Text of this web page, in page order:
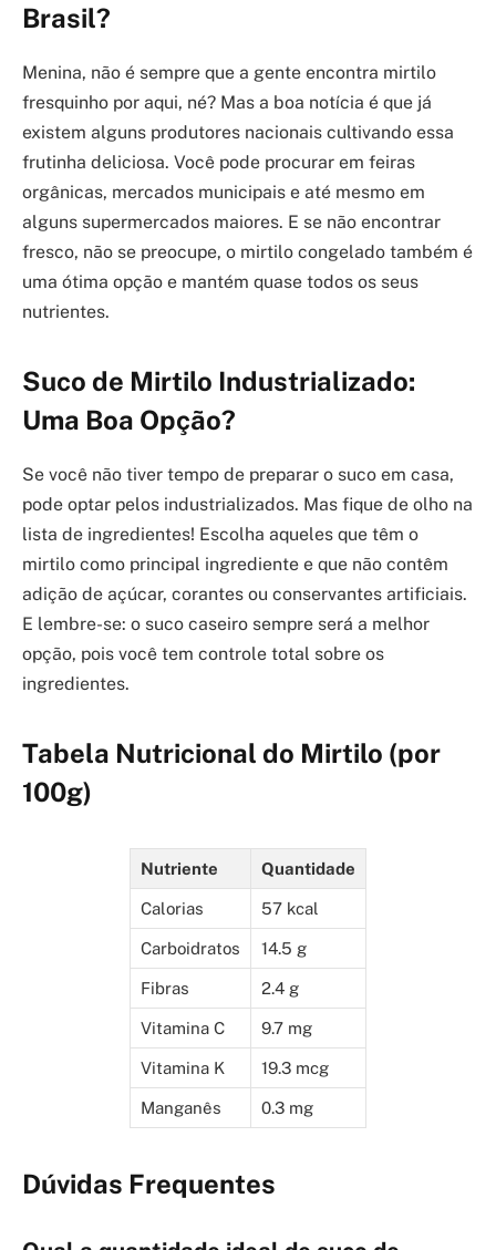
Brasil?
Menina, não é sempre que a gente encontra mirtilo
fresquinho por aqui, né? Mas a boa notícia é que já
existem alguns produtores nacionais cultivando essa
frutinha deliciosa. Você pode procurar em feiras
orgânicas, mercados municipais e até mesmo em
alguns supermercados maiores. E se não encontrar
fresco, não se preocupe, o mirtilo congelado também é
uma ótima opção e mantém quase todos os seus
nutrientes.
Suco de Mirtilo Industrializado:
Uma Boa Opção?
Se você não tiver tempo de preparar o suco em casa,
pode optar pelos industrializados. Mas fique de olho na
lista de ingredientes! Escolha aqueles que têm o
mirtilo como principal ingrediente e que não contêm
adição de açúcar, corantes ou conservantes artificiais.
E lembre-se: o suco caseiro sempre será a melhor
opção, pois você tem controle total sobre os
ingredientes.
Tabela Nutricional do Mirtilo (por
100g)
Nutriente Quantidade
Calorias 57 kcal
Carboidratos 14.5 g
Fibras 2.4 g
Vitamina C 9.7 mg
Vitamina K 19.3 mcg
Manganês 0.3 mg
Dúvidas Frequentes